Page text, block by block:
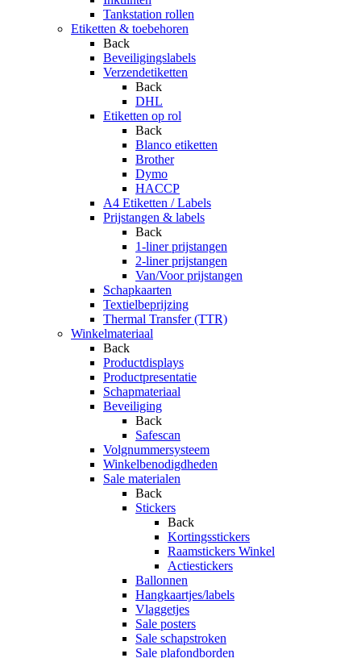
Tankstation rollen
Etiketten & toebehoren
Back
Beveiligingslabels
Verzendetiketten
Back
DHL
Etiketten op rol
Back
Blanco etiketten
Brother
Dymo
HACCP
A4 Etiketten / Labels
Prijstangen & labels
Back
1-liner prijstangen
2-liner prijstangen
Van/Voor prijstangen
Schapkaarten
Textielbeprijzing
Thermal Transfer (TTR)
Winkelmateriaal
Back
Productdisplays
Productpresentatie
Schapmateriaal
Beveiliging
Back
Safescan
Volgnummersysteem
Winkelbenodigdheden
Sale materialen
Back
Stickers
Back
Kortingsstickers
Raamstickers Winkel
Actiestickers
Ballonnen
Hangkaartjes/labels
Vlaggetjes
Sale posters
Sale schapstroken
Sale plafondborden